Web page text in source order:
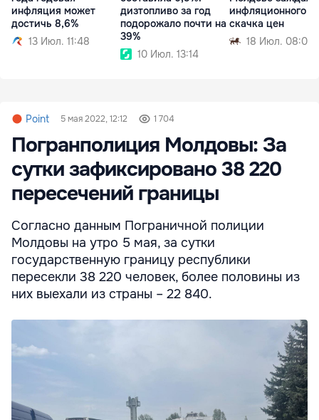
инфляция может
достичь 8,6%
13 Июл. 11:48
дизтопливо за год
подорожало почти на
39%
10 Июл. 13:14
инфляционного
скачка цен
18 Июл. 08:00
Point 5 мая 2022, 12:12 1 704
Погранполиция Молдовы: За
сутки зафиксировано 38 220
пересечений границы
Согласно данным Пограничной полиции
Молдовы на утро 5 мая, за сутки
государственную границу республики
пересекли 38 220 человек, более половины из
них выехали из страны – 22 840.